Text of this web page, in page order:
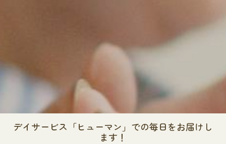
デイサービス「ヒューマン」での毎日をお届けし
ます！